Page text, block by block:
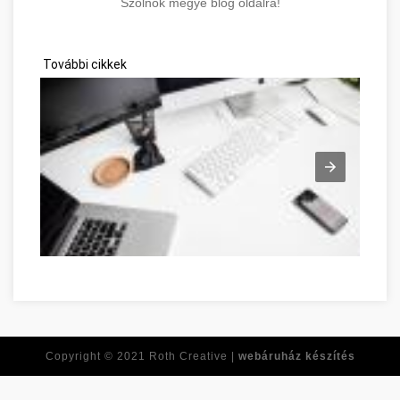
További cikkek
Copyright © 2021 Roth Creative | webáruház készítés